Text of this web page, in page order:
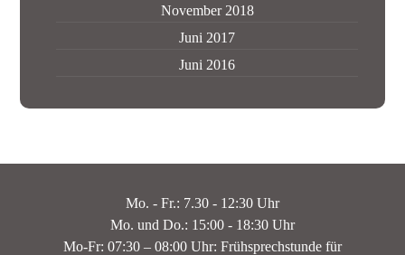
November 2018
Juni 2017
Juni 2016
Mo. - Fr.: 7.30 - 12:30 Uhr
Mo. und Do.: 15:00 - 18:30 Uhr
Mo-Fr: 07:30 – 08:00 Uhr: Frühsprechstunde für